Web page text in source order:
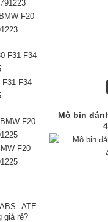
Mô bin
F20
F34
F20
ATE
giá rẻ?